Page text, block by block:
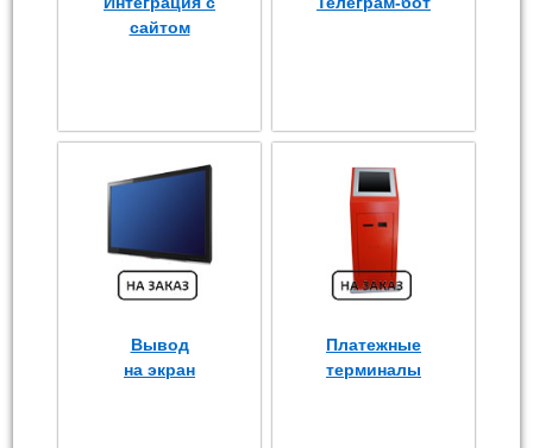
сайтом
Вывод
на экран
Платежные
терминалы